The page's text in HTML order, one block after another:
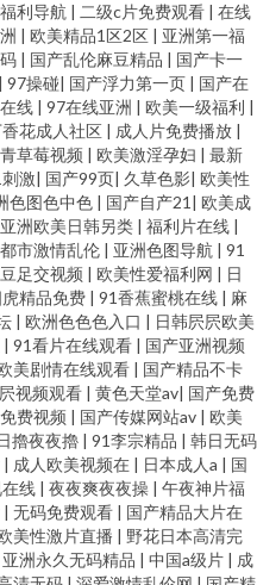
利导航 | 二级c片免费观看 | 在线
| 欧美精品1区2区 | 亚洲第一福
| 国产乱伦麻豆精品 | 国产卡一
| 97操碰| 国产浮力第一页 | 国产在
线 | 97在线亚洲 | 欧美一级福利 |
花成人社区 | 成人片免费播放 |
草莓视频 | 欧美激淫孕妇 | 最新
激| 国产99页| 久草色影| 欧美性
色图色中色 | 国产自产21 | 欧美成
亚洲欧美日韩另类 | 福利片在线 |
都市激情乱伦 | 亚洲色图导航 | 91
足交视频 | 欧美性爱福利网 | 日
虎精品免费 | 91香蕉蜜桃在线 | 麻
| 欧洲色色色入口 | 日韩屄屄欧美
| 91看片在线观看 | 国产亚洲视频
美剧情在线观看 | 国产精品不卡
视频观看 | 黄色天堂av| 国产免费
费视频 | 国产传媒网站av | 欧美
擼夜夜擼 | 91李宗精品 | 韩日无码
| 成人欧美视频在 | 日本成人a | 国
线 | 夜夜爽夜夜操 | 午夜神片福
| 无码免费观看 | 国产精品大片在
美性激片直播 | 野花日本高清完
亚洲永久无码精品 | 中国a级片 | 成